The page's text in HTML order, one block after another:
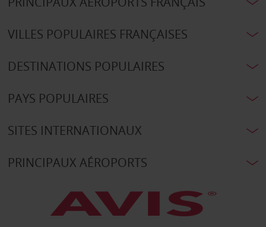
VILLES POPULAIRES FRANÇAISES
DESTINATIONS POPULAIRES
PAYS POPULAIRES
SITES INTERNATIONAUX
PRINCIPAUX AÉROPORTS